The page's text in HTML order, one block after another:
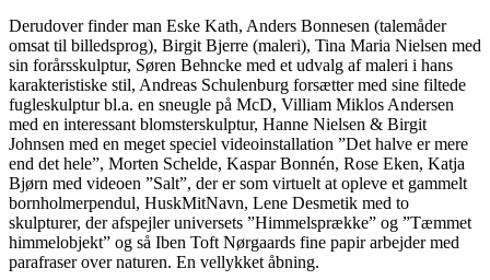
Derudover finder man Eske Kath, Anders Bonnesen (talemåder
omsat til billedsprog), Birgit Bjerre (maleri), Tina Maria Nielsen med
sin forårsskulptur, Søren Behncke med et udvalg af maleri i hans
karakteristiske stil, Andreas Schulenburg forsætter med sine filtede
fugleskulptur bl.a. en sneugle på McD, Villiam Miklos Andersen
med en interessant blomsterskulptur, Hanne Nielsen & Birgit
Johnsen med en meget speciel videoinstallation ”Det halve er mere
end det hele”, Morten Schelde, Kaspar Bonnén, Rose Eken, Katja
Bjørn med videoen ”Salt”, der er som virtuelt at opleve et gammelt
bornholmerpendul, HuskMitNavn, Lene Desmetik med to
skulpturer, der afspejler universets ”Himmelsprække” og ”Tæmmet
himmelobjekt” og så Iben Toft Nørgaards fine papir arbejder med
parafraser over naturen. En vellykket åbning.